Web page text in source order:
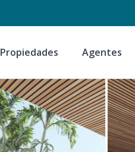
Propiedades Agentes